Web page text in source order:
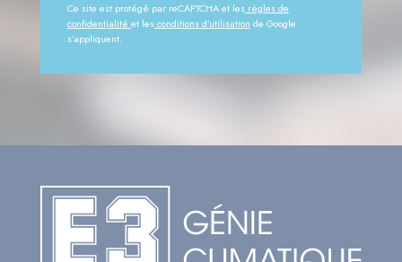
Ce site est protégé par reCAPTCHA et lesrègles de
confidentialité et lesconditions d’utilisation de Google
s’appliquent.